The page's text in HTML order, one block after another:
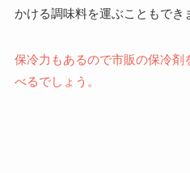
かける調味料を運ぶこともでき
保冷力もあるので市販の保冷剤
べるでしょう。